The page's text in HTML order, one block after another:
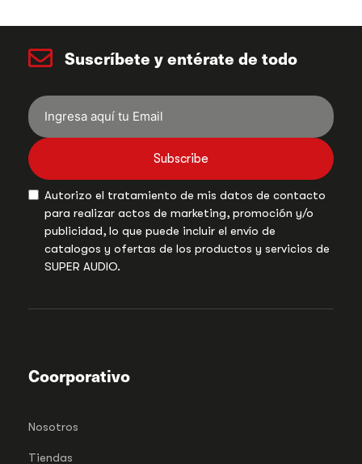
Suscríbete y entérate de todo
Subscribe
Autorizo el tratamiento de mis datos de contacto
para realizar actos de marketing, promoción y/o
publicidad, lo que puede incluir el envío de
catalogos y ofertas de los productos y servicios de
SUPER AUDIO.
Coorporativo
Nosotros
Tiendas